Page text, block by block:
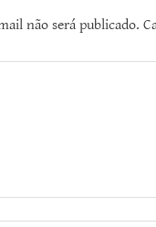
não será publicado.